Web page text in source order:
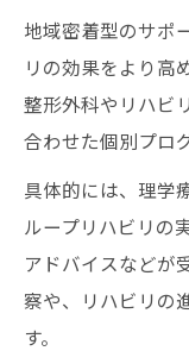
地域密着型のサポ
リの効果をより高
整形外科やリハビ
合わせた個別プロ
具体的には、理学
ループリハビリの
アドバイスなどが
察や、リハビリの
す。